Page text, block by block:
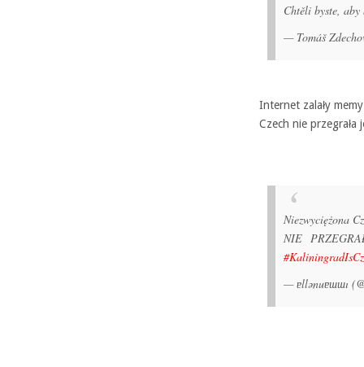
Chtěli byste,
— Tomáš
Internet zalały
Czech nie przegrała
Niezwyciężona
NIE
— ɐllǝnuɐɯɯı